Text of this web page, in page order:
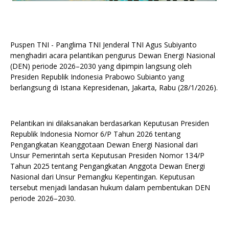
Puspen TNI - Panglima TNI Jenderal TNI Agus Subiyanto
menghadiri acara pelantikan pengurus Dewan Energi Nasional
(DEN) periode 2026–2030 yang dipimpin langsung oleh
Presiden Republik Indonesia Prabowo Subianto yang
berlangsung di Istana Kepresidenan, Jakarta, Rabu (28/1/2026).
Pelantikan ini dilaksanakan berdasarkan Keputusan Presiden
Republik Indonesia Nomor 6/P Tahun 2026 tentang
Pengangkatan Keanggotaan Dewan Energi Nasional dari
Unsur Pemerintah serta Keputusan Presiden Nomor 134/P
Tahun 2025 tentang Pengangkatan Anggota Dewan Energi
Nasional dari Unsur Pemangku Kepentingan. Keputusan
tersebut menjadi landasan hukum dalam pembentukan DEN
periode 2026–2030.